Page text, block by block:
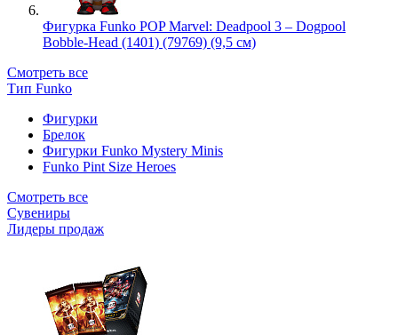
Фигурка Funko POP Marvel: Deadpool 3 – Dogpool
Bobble-Head (1401) (79769) (9,5 см)
Смотреть все
Тип Funko
Фигурки
Брелок
Фигурки Funko Mystery Minis
Funko Pint Size Heroes
Смотреть все
Сувениры
Лидеры продаж